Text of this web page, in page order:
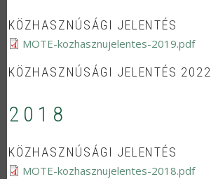
KÖZHASZNÚSÁGI JELENTÉS
MOTE-kozhasznujelentes-2019.pdf
KÖZHASZNÚSÁGI JELENTÉS 2022
2018
KÖZHASZNÚSÁGI JELENTÉS
MOTE-kozhasznujelentes-2018.pdf